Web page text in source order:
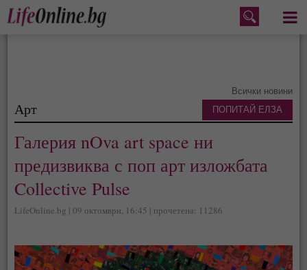
Меню
Всички новини
Арт
Галерия nOva art space ни
предизвиква с поп арт изложбата
Collective Pulse
LifeOnline.bg | 09 октомври, 16:45 | прочетена: 11286
ПОПИТАЙ ЕЛЗА